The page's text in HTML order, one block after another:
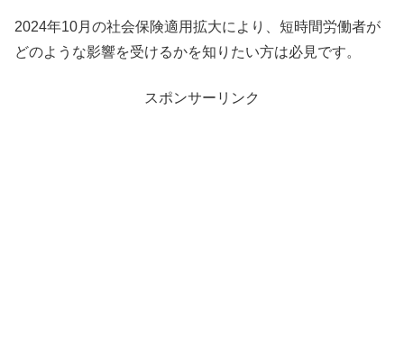
2024年10月の社会保険適用拡大により、短時間労働者が
どのような影響を受けるかを知りたい方は必見です。
スポンサーリンク